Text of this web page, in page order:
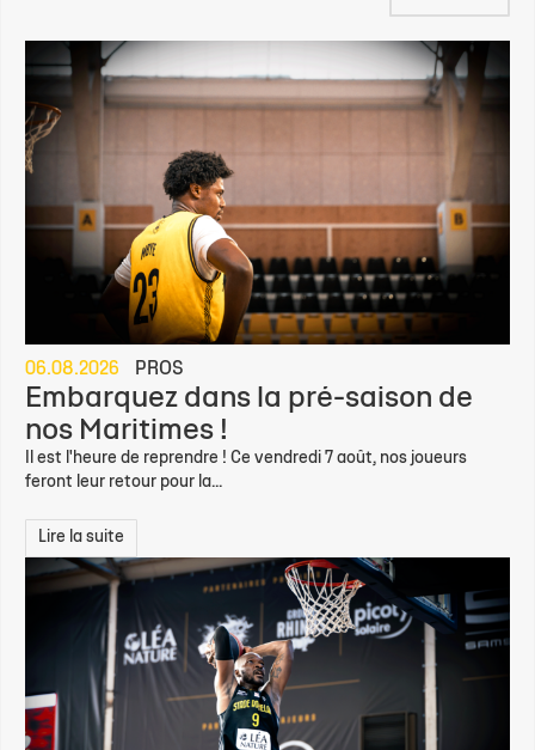
06.08.2026 PROS
Embarquez dans la pré-saison de
nos Maritimes !
Il est l'heure de reprendre ! Ce vendredi 7 août, nos joueurs
feront leur retour pour la...
Lire la suite